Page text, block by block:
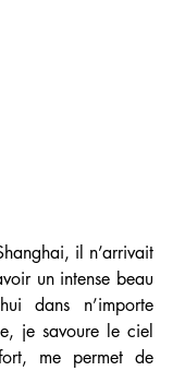
il n’arrivait
un intense beau
dans n’importe
je savoure le ciel
me permet de